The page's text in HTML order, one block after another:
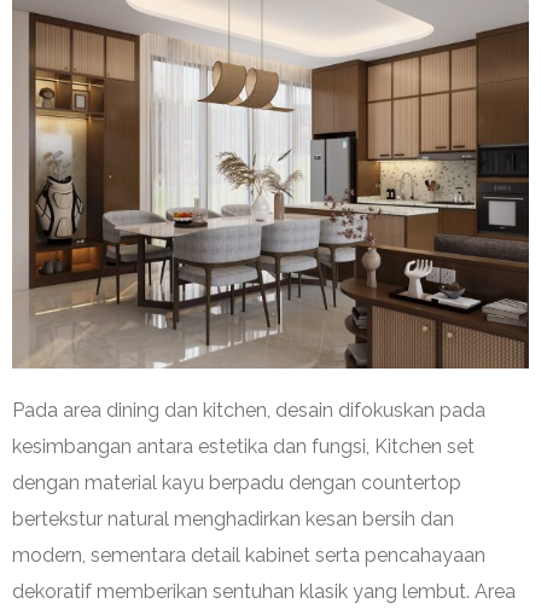
Pada area dining dan kitchen, desain difokuskan pada
kesimbangan antara estetika dan fungsi, Kitchen set
dengan material kayu berpadu dengan countertop
bertekstur natural menghadirkan kesan bersih dan
modern, sementara detail kabinet serta pencahayaan
dekoratif memberikan sentuhan klasik yang lembut. Area